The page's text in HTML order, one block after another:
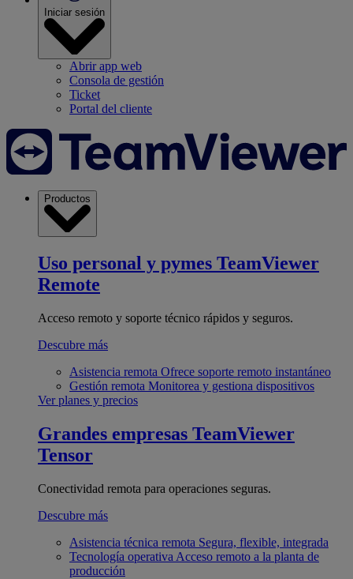
Iniciar sesión
Abrir app web
Consola de gestión
Ticket
Portal del cliente
Productos
Uso personal y pymes TeamViewer
Remote
Acceso remoto y soporte técnico rápidos y seguros.
Descubre más
Asistencia remota Ofrece soporte remoto instantáneo
Gestión remota Monitorea y gestiona dispositivos
Ver planes y precios
Grandes empresas TeamViewer
Tensor
Conectividad remota para operaciones seguras.
Descubre más
Asistencia técnica remota Segura, flexible, integrada
Tecnología operativa Acceso remoto a la planta de
producción